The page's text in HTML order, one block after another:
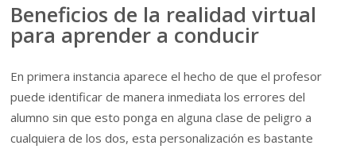
Beneficios de la realidad virtual
para aprender a conducir
En primera instancia aparece el hecho de que el profesor
puede identificar de manera inmediata los errores del
alumno sin que esto ponga en alguna clase de peligro a
cualquiera de los dos, esta personalización es bastante